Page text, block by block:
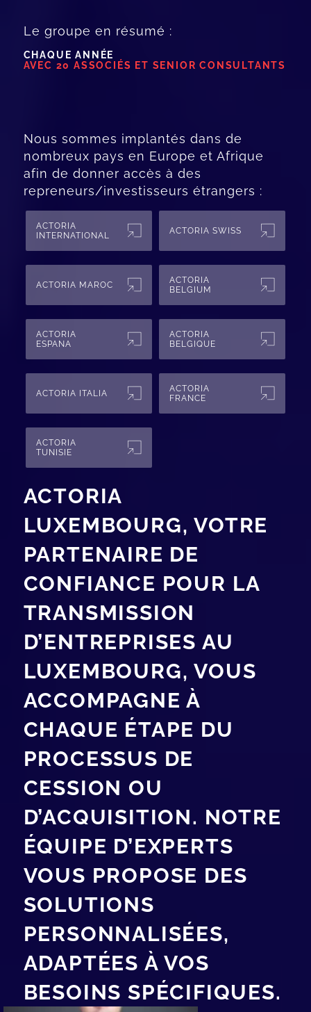
Le groupe en résumé :
CHAQUE ANNÉE
AVEC 20 ASSOCIÉS ET SENIOR CONSULTANTS
Nous sommes implantés dans de
nombreux pays en Europe et Afrique
afin de donner accès à des
repreneurs/investisseurs étrangers :
ACTORIA
INTERNATIONAL
ACTORIA SWISS
ACTORIA MAROC
ACTORIA
BELGIUM
ACTORIA
ESPANA
ACTORIA
BELGIQUE
ACTORIA ITALIA
ACTORIA
FRANCE
ACTORIA
TUNISIE
ACTORIA
LUXEMBOURG, VOTRE
PARTENAIRE DE
CONFIANCE POUR LA
TRANSMISSION
D’ENTREPRISES AU
LUXEMBOURG, VOUS
ACCOMPAGNE À
CHAQUE ÉTAPE DU
PROCESSUS DE
CESSION OU
D’ACQUISITION. NOTRE
ÉQUIPE D’EXPERTS
VOUS PROPOSE DES
SOLUTIONS
PERSONNALISÉES,
ADAPTÉES À VOS
BESOINS SPÉCIFIQUES.